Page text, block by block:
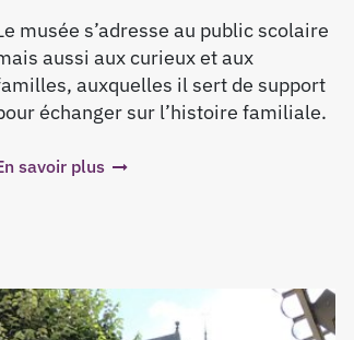
musée s’adresse au public scolaire
aussi aux curieux et aux
auxquelles il sert de support
échanger sur l’histoire familiale.
savoir plus